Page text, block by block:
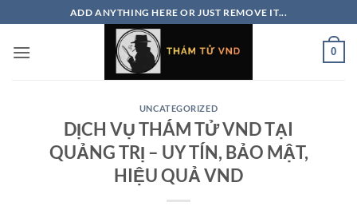
qua
nội
ADD ANYTHING HERE OR JUST REMOVE IT...
0
UNCATEGORIZED
DỊCH VỤ THÁM TỬ VND TẠI
QUẢNG TRỊ – UY TÍN, BẢO MẬT,
HIỆU QUẢ VND